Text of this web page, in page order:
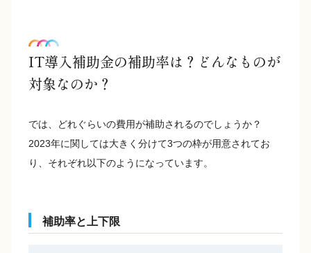
IT導入補助金の補助率は？どんなものが
対象なのか？
では、どれぐらいの費用が補助されるのでしょうか？
2023年に関しては大きく分けて3つの枠が用意されてお
り、それぞれ以下のようになっています。
補助率と上下限